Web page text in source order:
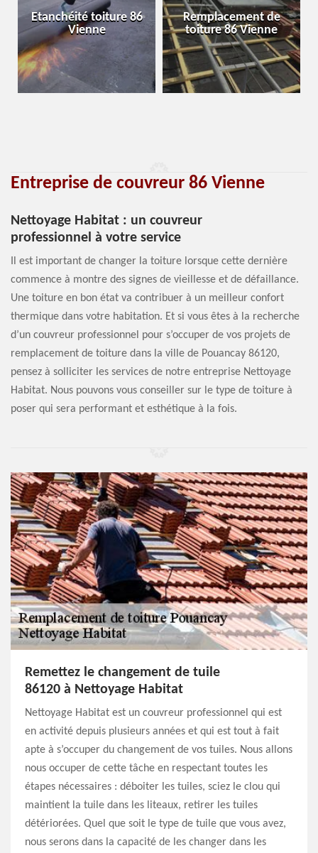
Etanchéité toiture 86
Vienne
Remplacement de
toiture 86 Vienne
Entreprise de couvreur 86 Vienne
Nettoyage Habitat : un couvreur
professionnel à votre service
Il est important de changer la toiture lorsque cette dernière
commence à montre des signes de vieillesse et de défaillance.
Une toiture en bon état va contribuer à un meilleur confort
thermique dans votre habitation. Et si vous êtes à la recherche
d’un couvreur professionnel pour s’occuper de vos projets de
remplacement de toiture dans la ville de Pouancay 86120,
pensez à solliciter les services de notre entreprise Nettoyage
Habitat. Nous pouvons vous conseiller sur le type de toiture à
poser qui sera performant et esthétique à la fois.
Remettez le changement de tuile
86120 à Nettoyage Habitat
Nettoyage Habitat est un couvreur professionnel qui est
en activité depuis plusieurs années et qui est tout à fait
apte à s’occuper du changement de vos tuiles. Nous allons
nous occuper de cette tâche en respectant toutes les
étapes nécessaires : déboiter les tuiles, sciez le clou qui
maintient la tuile dans les liteaux, retirer les tuiles
détériorées. Quel que soit le type de tuile que vous avez,
nous serons dans la capacité de les changer dans les